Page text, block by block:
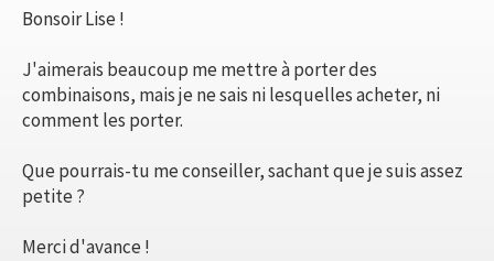
Bonsoir Lise !
J'aimerais beaucoup me mettre à porter des
combinaisons, mais je ne sais ni lesquelles acheter, ni
comment les porter.
Que pourrais-tu me conseiller, sachant que je suis assez
petite ?
Merci d'avance !